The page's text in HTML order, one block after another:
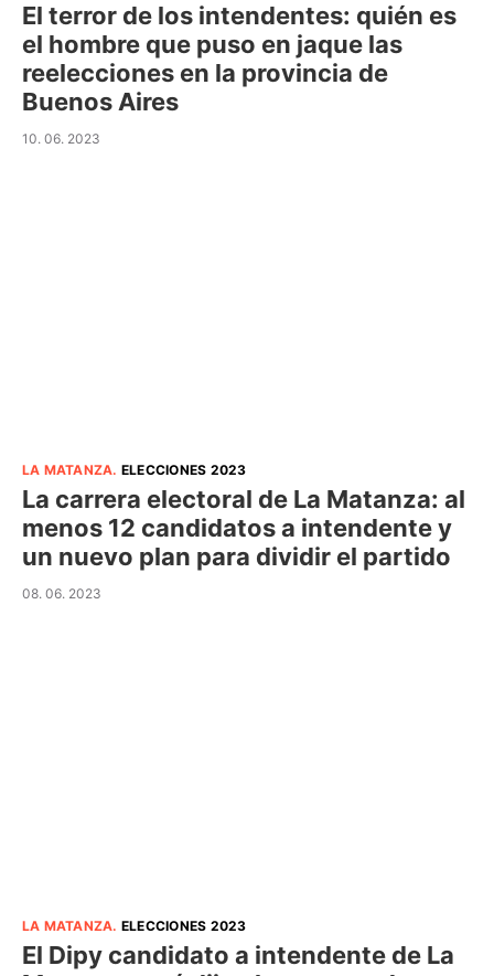
El terror de los intendentes: quién es
el hombre que puso en jaque las
reelecciones en la provincia de
Buenos Aires
10. 06. 2023
LA MATANZA. ELECCIONES 2023
La carrera electoral de La Matanza: al
menos 12 candidatos a intendente y
un nuevo plan para dividir el partido
08. 06. 2023
LA MATANZA. ELECCIONES 2023
El Dipy candidato a intendente de La